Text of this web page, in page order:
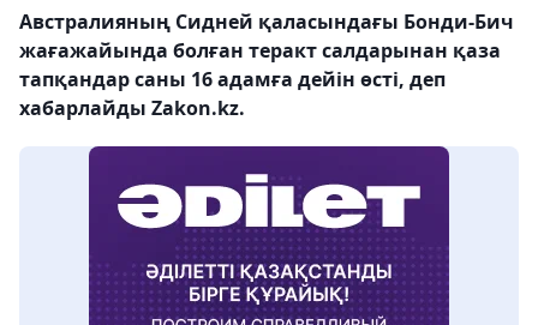
Австралияның Сидней қаласындағы Бонди-Бич
жағажайында болған теракт салдарынан қаза
тапқандар саны 16 адамға дейін өсті, деп
хабарлайды Zakon.kz.